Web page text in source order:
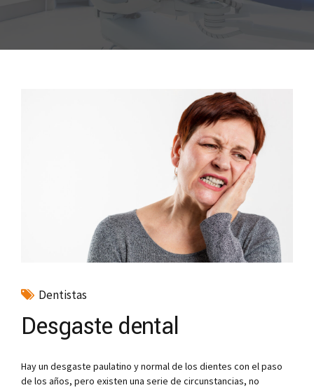
Dentistas
Desgaste dental
Hay un desgaste paulatino y normal de los dientes con el paso
de los años, pero existen una serie de circunstancias, no